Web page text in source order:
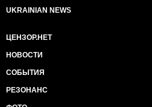
UKRAINIAN NEWS
ЦЕНЗОР.НЕТ
НОВОСТИ
СОБЫТИЯ
РЕЗОНАНС